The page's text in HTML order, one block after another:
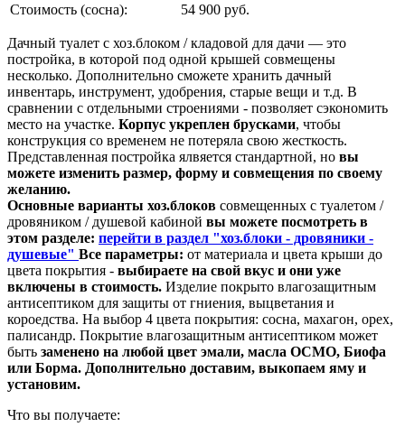
Стоимость (сосна):
54 900 руб.
Дачный туалет с хоз.блоком / кладовой для дачи — это
постройка, в которой под одной крышей совмещены
несколько. Дополнительно сможете хранить дачный
инвентарь, инструмент, удобрения, старые вещи и т.д. В
сравнении с отдельными строениями - позволяет сэкономить
место на участке. Корпус укреплен брусками, чтобы
конструкция со временем не потеряла свою жесткость.
Представленная постройка ялвяется стандартной, но вы
можете изменить размер, форму и совмещения по своему
желанию.
Основные варианты хоз.блоков совмещенных с туалетом /
дровяником / душевой кабиной вы можете посмотреть в
этом разделе: перейти в раздел "хоз.блоки - дровяники -
душевые" Все параметры: от материала и цвета крыши до
цвета покрытия - выбираете на свой вкус и они уже
включены в стоимость. Изделие покрыто влагозащитным
антисептиком для защиты от гниения, выцветания и
короедства. На выбор 4 цвета покрытия: сосна, махагон, орех,
палисандр. Покрытие влагозащитным антисептиком может
быть заменено на любой цвет эмали, масла ОСМО, Биофа
или Борма. Дополнительно доставим, выкопаем яму и
установим.
Что вы получаете: